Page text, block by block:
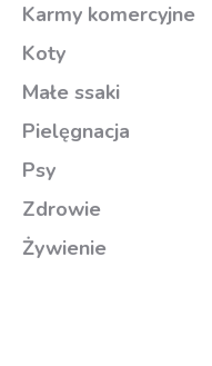
Karmy komercyjne
Koty
Małe ssaki
Pielęgnacja
Psy
Zdrowie
Żywienie